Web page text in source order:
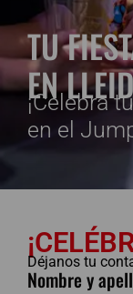
TU
EN
¡Celebra
en el
Déjanos tu
Nombre y